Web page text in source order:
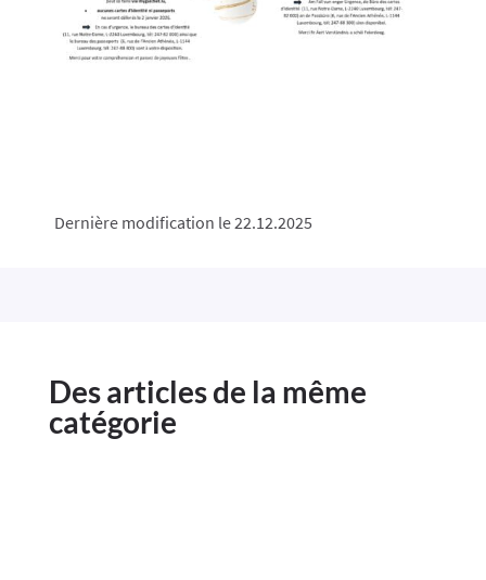
Dernière modification le 22.12.2025
Des articles de la même
catégorie